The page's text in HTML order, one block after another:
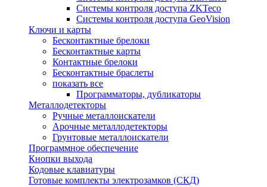
Системы контроля доступа ZKTeco
Системы контроля доступа GeoVision
Ключи и карты
Бесконтактные брелоки
Бесконтактные карты
Контактные брелоки
Бесконтактные браслеты
показать все
Программаторы, дубликаторы
Металлодетекторы
Ручные металлоискатели
Арочные металлодетекторы
Грунтовые металлоискатели
Программное обеспечение
Кнопки выхода
Кодовые клавиатуры
Готовые комплекты электрозамков (СКД)